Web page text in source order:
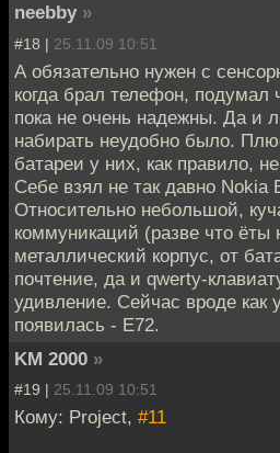
neebby »
#18 | 25.11.09 10:51
А обязательно нужен с
когда брал телефон, подумал
пока не очень надежны. Да и
набирать неудобно было.
батареи у них, как правило,
Себе взял не так давно Nokia
Относительно небольшой,
коммуникаций (разве что ёты
металлический корпус, от
почтение, да и qwerty-
удивление. Сейчас вроде
появилась - E72.
KM 2000 »
#19 | 25.11.09 10:51
Кому: Project, #11